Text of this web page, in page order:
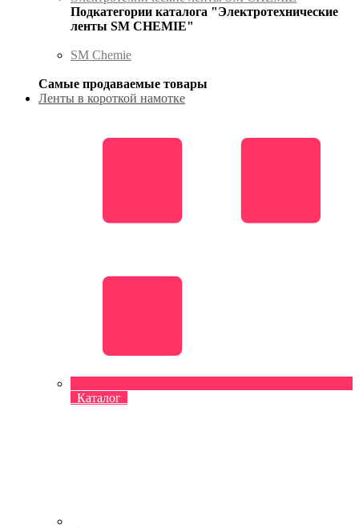
Подкатегории каталога "Электротехнические
ленты SM CHEMIE"
SM Chemie
Самые продаваемые товары
Ленты в короткой намотке
Каталог